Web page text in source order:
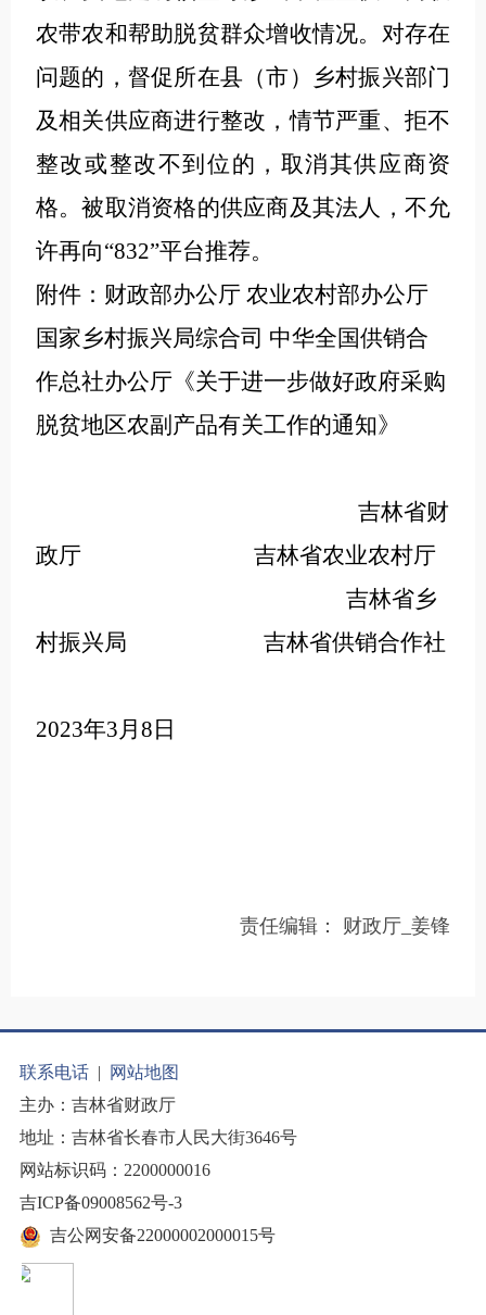
农带农和帮助脱贫群众增收情况。对存在
问题的，督促所在县（市）乡村振兴部门
及相关供应商进行整改，情节严重、拒不
整改或整改不到位的，取消其供应商资
格。被取消资格的供应商及其法人，不允
许再向“832”平台推荐。
附件：财政部办公厅 农业农村部办公厅
国家乡村振兴局综合司 中华全国供销合
作总社办公厅《关于进一步做好政府采购
脱贫地区农副产品有关工作的通知》
吉林省财
政厅 吉林省农业农村厅
吉林省乡
村振兴局 吉林省供销合作社
2023年3月8日
责任编辑： 财政厅_姜锋
联系电话 |
网站地图
主办：吉林省财政厅
地址：吉林省长春市人民大街3646号
网站标识码：2200000016
吉ICP备09008562号-3
吉公网安备22000002000015号